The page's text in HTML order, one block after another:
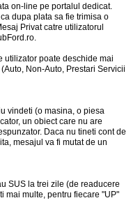
on-line pe portalul dedicat.
dupa plata sa fie trimisa o
Privat catre utilizatorul
utilizator poate deschide mai
Non-Auto, Prestari Servicii
vindeti (o masina, o piesa
un obiect care nu are
Daca nu tineti cont de
mesajul va fi mutat de un
SUS la trei zile (de readucere
mai multe, pentru fiecare "UP"